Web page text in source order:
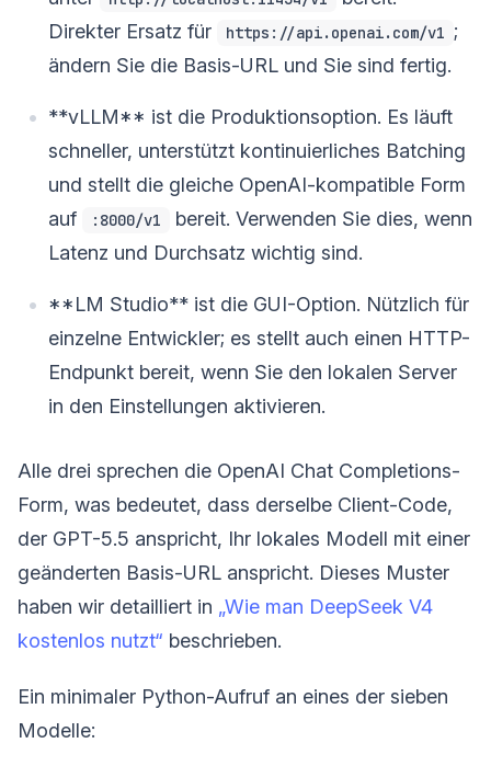
Direkter Ersatz für
https://api.openai.com/v1 ;
ändern Sie die Basis-URL und Sie sind fertig.
**vLLM** ist die Produktionsoption. Es läuft
schneller, unterstützt kontinuierliches Batching
und stellt die gleiche OpenAI-kompatible Form
auf
:8000/v1
bereit. Verwenden Sie dies, wenn
Latenz und Durchsatz wichtig sind.
**LM Studio** ist die GUI-Option. Nützlich für
einzelne Entwickler; es stellt auch einen HTTP-
Endpunkt bereit, wenn Sie den lokalen Server
in den Einstellungen aktivieren.
Alle drei sprechen die OpenAI Chat Completions-
Form, was bedeutet, dass derselbe Client-Code,
der GPT-5.5 anspricht, Ihr lokales Modell mit einer
geänderten Basis-URL anspricht. Dieses Muster
haben wir detailliert in „Wie man DeepSeek V4
kostenlos nutzt“ beschrieben.
Ein minimaler Python-Aufruf an eines der sieben
Modelle: